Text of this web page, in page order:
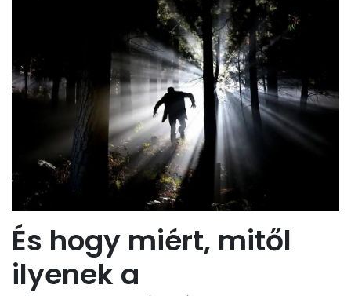
És hogy miért, mitől
ilyenek a